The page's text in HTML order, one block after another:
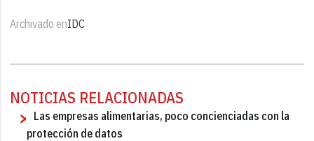
Archivado enIDC
NOTICIAS RELACIONADAS
Las empresas alimentarias, poco concienciadas con la
protección de datos